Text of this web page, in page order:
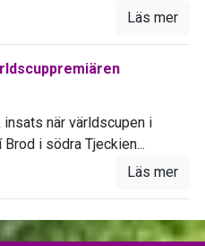
Läs mer
när världscupen i
i södra Tjeckien...
Läs mer